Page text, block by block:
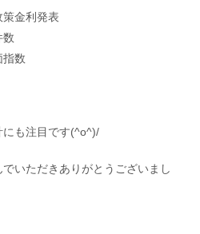
金利発表
数
指数
にも注目です(^o^)/
いただきありがとうございまし